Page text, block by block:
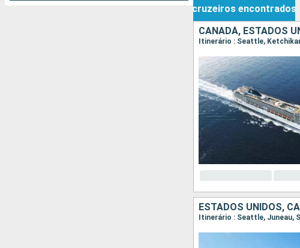
cruzeiros encontrados
CANADÁ, ESTADOS
Itinerário : Seattle,
ESTADOS UNIDOS,
Itinerário : Seattle, Juneau,